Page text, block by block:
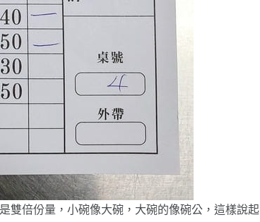
雙倍份量，小碗像大碗，大碗的像碗公，這樣說起